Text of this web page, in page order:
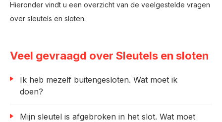
Hieronder vindt u een overzicht van de veelgestelde vragen
over sleutels en sloten.
Veel gevraagd over Sleutels en sloten
Ik heb mezelf buitengesloten. Wat moet ik
doen?
Mijn sleutel is afgebroken in het slot. Wat moet